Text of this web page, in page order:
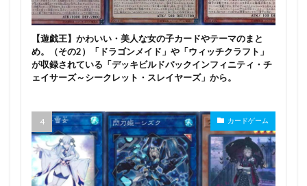
【遊戯王】かわいい・美人な女の子カードやテーマのまと
め。（その2）「ドラゴンメイド」や「ウィッチクラフト」
が収録されている「デッキビルドパックインフィニティ・チ
ェイサーズ～シークレット・スレイヤーズ」から。
カードゲーム